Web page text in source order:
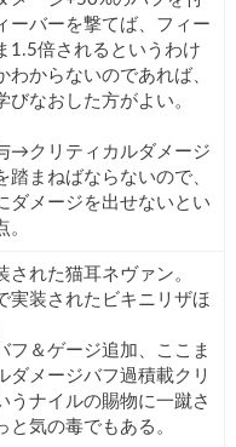
ーバーを撃てば、フィー
1.5倍されるというわけ
からないのであれば、
びなおした方がよい。
→クリティカルダメージ
まねばならないので、
ダメージを出せないとい
れた猫耳ネヴァン。
実装されたビキニリザほ
フ＆ゲージ追加、ここま
ダメージバフ過積載クリ
うナイルの賜物に一蹴さ
と気の毒でもある。